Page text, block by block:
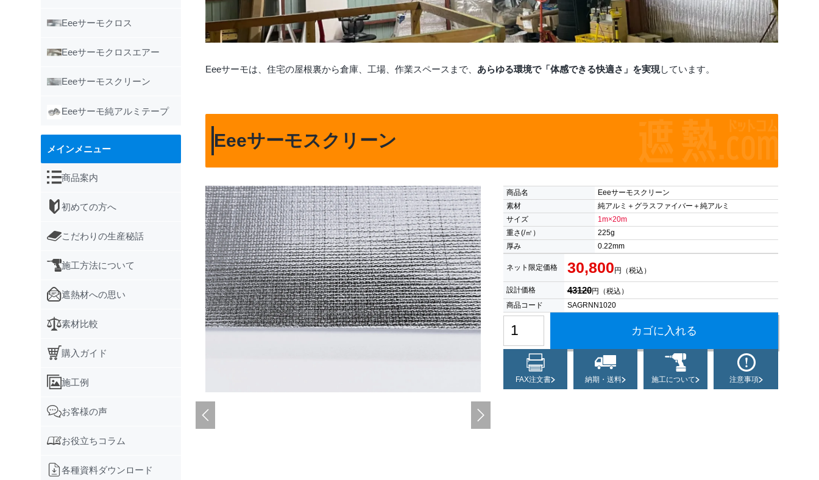
Eeeサーモは、住宅の屋根裏から倉庫、工場、作業スペースまで、 あらゆる環境で「体感できる快適さ」を実現しています。
Eeeサーモスクリーン
商品名
Eeeサーモスクリーン
素材
純アルミ＋グラスファイバー＋純アルミ
サイズ
1m×20m
重さ(/㎡）
225g
厚み
0.22mm
ネット限定価格 30,800円（税込）
設計価格 43120円（税込）
商品コード
SAGRNN1020
FAX注文書 納期・送料 施工について 注意事項
Eeeサーモクロス
Eeeサーモクロスエアー
Eeeサーモスクリーン
Eeeサーモ純アルミテープ
メインメニュー
商品案内
初めての方へ
こだわりの生産秘話
施工方法について
遮熱材への思い
素材比較
購入ガイド
施工例
お客様の声
お役立ちコラム
各種資料ダウンロード